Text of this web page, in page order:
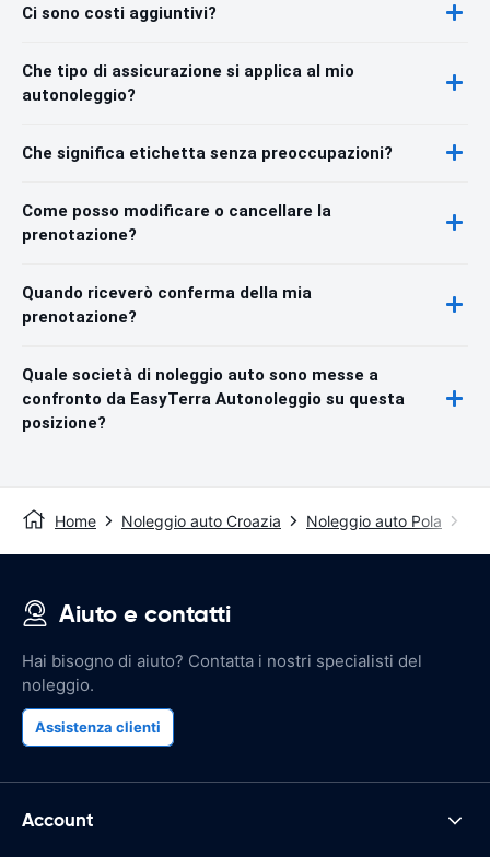
Ci sono costi aggiuntivi?
Che tipo di assicurazione si applica al mio
autonoleggio?
Che significa etichetta senza preoccupazioni?
Come posso modificare o cancellare la
prenotazione?
Quando riceverò conferma della mia
prenotazione?
Quale società di noleggio auto sono messe a
confronto da EasyTerra Autonoleggio su questa
posizione?
Home Noleggio auto Croazia Noleggio auto Pola
Aiuto e contatti
Hai bisogno di aiuto? Contatta i nostri specialisti del
noleggio.
Assistenza clienti
Account